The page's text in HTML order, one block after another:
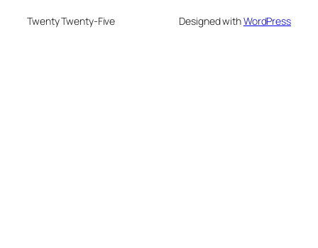
Twenty Twenty-Five Designed withWordPress